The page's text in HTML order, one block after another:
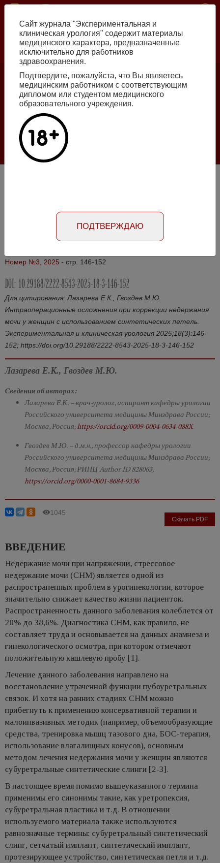
Перейти
основному
содержанию
Номер №2, 2026
Галлюцинации больших языковых моделей
в клинической урологии
синтетических петель
Номер №3, 2025 - стр. 146-152
Абстракт на русском языке
DOI: 10.29188/2222-8543-2025-18-3-146-152
Для цитирования: Лазарева Е.К., Гвоздев М.Ю.
Интраоперационные осложнения при коррекции недержания
мочи у женщин с использованием синтетических петель.
Экспериментальная и клиническая урология 2025;18(3):146-
152; https://doi.org/10.29188/2222-8543-2025-18-3-146-152
Лазарева Е.К., Гвоздев М.Ю.
Сведения об авторах:
Лазарева Е.К. – врач-уролог, аспирант кафедры урологии
Российского университета медицины Минздрава России;
Москва, Россия;https://orcid.org/0009-0004-0634-088X
Гвоздев М.Ю. – д.м.н., профессор кафедры урологии
Российского университета медицины Минздрава России;
Москва, Россия; РИНЦ Author ID 828063,
https://orcid.org/0000-0001-8684-9336
1045
Скачать PDF
ВВЕДЕНИЕ
Недержание мочи при напряжении, стрессовое
недержание мочи (СНМ) является одной из
распространенных проблем в урогинекологии, которое
значительно снижает качество жизни пациенток.
Распространенность данного заболевания колеблется от
20% до 38,6%. Диагностика СНМ, как правило, не
составляет труда и основывается на данных анамнеза и
гинекологического осмотра, при котором отмечают
положительную кашлевую пробу [1].
Лечение данного заболевания направлено на
восстановление утраченной функции пубоуретральных
связок. И хотя на ранних стадиях СНМ можно
прибегнуть к применению консервативной терапии и
малоинвазивных методик (например, объемообразующие
средства, тренировка мышц тазового дна, БОС-терапия,
использование влагалищных конусов), основным
методом лечения недержания мочи у женщин являются
субуретральные синтетические слинги [2-3].
В настоящее время помимо вышеуказанного термина
применимы его синонимы такие, как уретропексия,
субуретральная пластика и т.д. В отношении
используемого материала также используются
равнозначные термины: субуретральный синтетический
слинг, сетчатый имплант, синтетический имплант,
протезирующее устройство, синтетическая петля и т.д.
Сайт журнала "Экспериментальная и
клиническая урология" содержит материалы
медицинского характера, предназначенные
исключительно для работников
здравоохранения.
Подтвердите, пожалуйста, что Вы являетесь
медицинским работником с соответствующим
дипломом или студентом медицинского
образовательного учреждения.
ПОДТВЕРЖДАЮ